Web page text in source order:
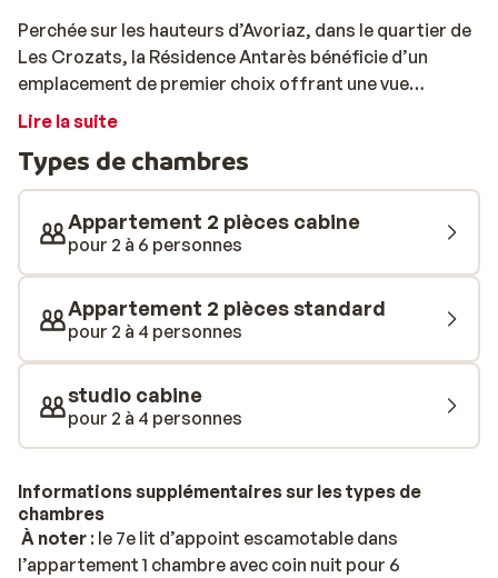
Perchée sur les hauteurs d’Avoriaz, dans le quartier de
Les Crozats, la Résidence Antarès bénéficie d’un
emplacement de premier choix offrant une vue
imprenable sur le village et la vallée en contrebas. Elle
et les remontées les plus proches, Stade et Lac-
Intrêts, sont à seulement 250 mètres. Cerise sur le
gâteau, la piste bleue Mélèzes passe directement
devant la résidence! Vous ne manquerez ainsi rien de ce
que cette charmante station de ski a à offrir. Derrière
ses façades en bois, la résidence abrite des
appartements modernes décorés avec des couleurs
vives, créant une ambiance à la fois élégante et
rayons du soleil hivernal l’après-midi. Par temps moins
clément ou simplement pour varier les plaisirs, ne
aquatique unique en intérieur, le plus haut situé de la
région, écologique et couvrant 2 400 m², offre de
nombreuses activités aquatiques. Vous pourrez
également vous détendre dans l’espace bien-être.
Lire la suite
Types de chambres
Appartement 2 pièces cabine
pour 2 à 6 personnes
Appartement 2 pièces standard
pour 2 à 4 personnes
studio cabine
pour 2 à 4 personnes
Informations supplémentaires sur les types de
chambres
À noter : le 7e lit d’appoint escamotable dans
l’appartement 1 chambre avec coin nuit pour 6